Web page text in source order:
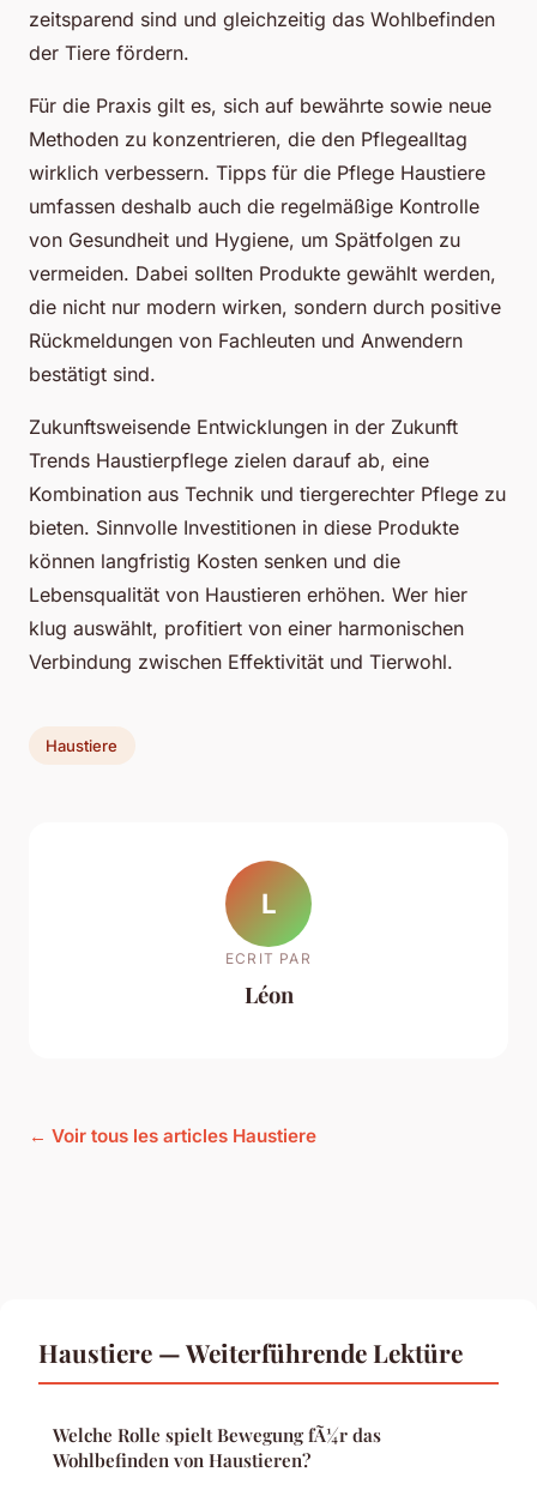
zeitsparend sind und gleichzeitig das Wohlbefinden
der Tiere fördern.
Für die Praxis gilt es, sich auf bewährte sowie neue
Methoden zu konzentrieren, die den Pflegealltag
wirklich verbessern. Tipps für die Pflege Haustiere
umfassen deshalb auch die regelmäßige Kontrolle
von Gesundheit und Hygiene, um Spätfolgen zu
vermeiden. Dabei sollten Produkte gewählt werden,
die nicht nur modern wirken, sondern durch positive
Rückmeldungen von Fachleuten und Anwendern
bestätigt sind.
Zukunftsweisende Entwicklungen in der Zukunft
Trends Haustierpflege zielen darauf ab, eine
Kombination aus Technik und tiergerechter Pflege zu
bieten. Sinnvolle Investitionen in diese Produkte
können langfristig Kosten senken und die
Lebensqualität von Haustieren erhöhen. Wer hier
klug auswählt, profitiert von einer harmonischen
Verbindung zwischen Effektivität und Tierwohl.
Haustiere
L
ECRIT PAR
Léon
← Voir tous les articles Haustiere
Haustiere — Weiterführende Lektüre
Welche Rolle spielt Bewegung fÃ¼r das
Wohlbefinden von Haustieren?